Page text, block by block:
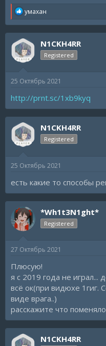
R
a
c
t
i
o
:
умахан
N1CKH4RR
Registered
25 Октябрь 2021
http://prnt.sc/1xb9kyq
N1CKH4RR
Registered
25 Октябрь 2021
есть какие то способы
*Wh1t3N1ght*
Registered
27 Октябрь 2021
Плюсую!
я с 2019 года не играл...
всё ок(при видюхе 1гиг.
виде врага..)
расскажите что
N1CKH4RR